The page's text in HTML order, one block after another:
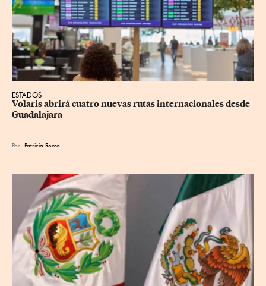
ESTADOS
Volaris abrirá cuatro nuevas rutas internacionales desde
Guadalajara
Por Patricia Romo